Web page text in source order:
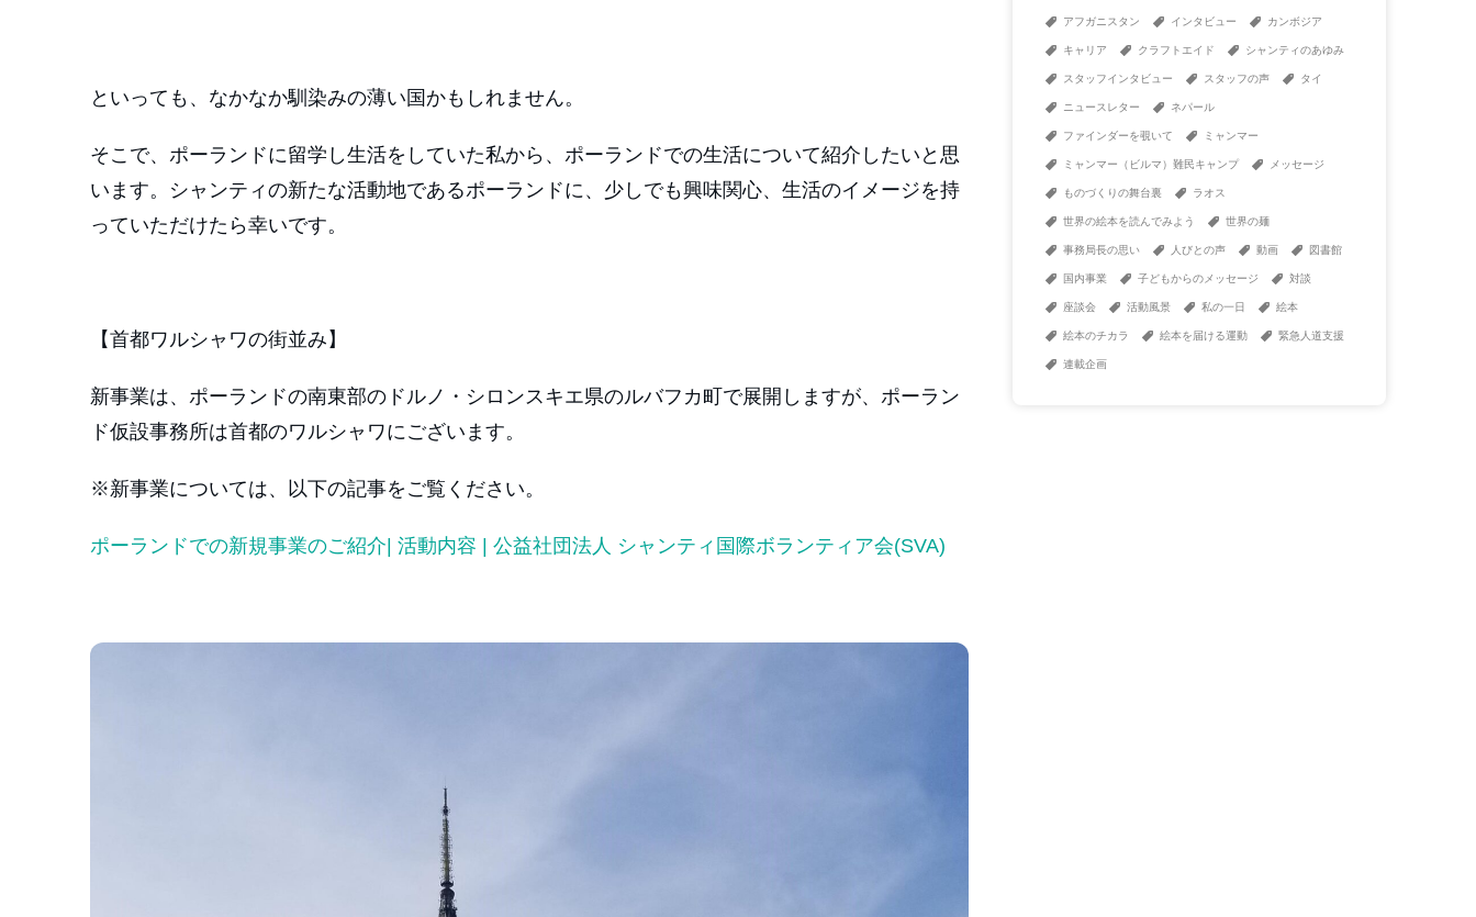
といっても、なかなか馴染みの薄い国かもしれません。
そこで、ポーランドに留学し生活をしていた私から、ポーランドでの生活について紹介したいと思
います。シャンティの新たな活動地であるポーランドに、少しでも興味関心、生活のイメージを持
っていただけたら幸いです。
【首都ワルシャワの街並み】
新事業は、ポーランドの南東部のドルノ・シロンスキエ県のルバフカ町で展開しますが、ポーラン
ド仮設事務所は首都のワルシャワにございます。
※新事業については、以下の記事をご覧ください。
ポーランドでの新規事業のご紹介| 活動内容 | 公益社団法人 シャンティ国際ボランティア会(SVA)
アフガニスタン インタビュー カンボジア
キャリア クラフトエイド シャンティのあゆみ
スタッフインタビュー スタッフの声 タイ
ニュースレター ネパール
ファインダーを覗いて ミャンマー
ミャンマー（ビルマ）難民キャンプ メッセージ
ものづくりの舞台裏 ラオス
世界の絵本を読んでみよう 世界の麺
事務局長の思い 人びとの声 動画 図書館
国内事業 子どもからのメッセージ 対談
座談会 活動風景 私の一日 絵本
絵本のチカラ 絵本を届ける運動 緊急人道支援
連載企画